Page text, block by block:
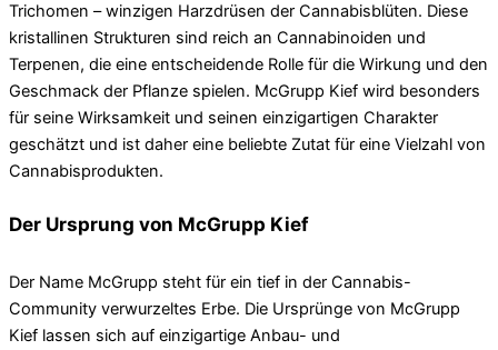
Trichomen – winzigen Harzdrüsen der Cannabisblüten. Diese
kristallinen Strukturen sind reich an Cannabinoiden und
Terpenen, die eine entscheidende Rolle für die Wirkung und den
Geschmack der Pflanze spielen. McGrupp Kief wird besonders
für seine Wirksamkeit und seinen einzigartigen Charakter
geschätzt und ist daher eine beliebte Zutat für eine Vielzahl von
Cannabisprodukten.
Der Ursprung von McGrupp Kief
Der Name McGrupp steht für ein tief in der Cannabis-
Community verwurzeltes Erbe. Die Ursprünge von McGrupp
Kief lassen sich auf einzigartige Anbau- und